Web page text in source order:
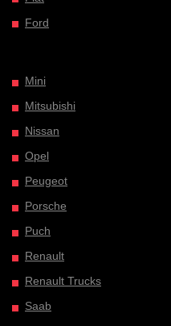
Ford
Mini
Mitsubishi
Nissan
Opel
Peugeot
Porsche
Puch
Renault
Renault Trucks
Saab